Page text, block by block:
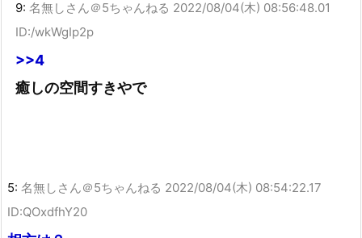
9: 名無しさん＠5ちゃんねる 2022/08/04(木) 08:56:48.01
ID:/wkWgIp2p
>>4
癒しの空間すきやで
5: 名無しさん＠5ちゃんねる 2022/08/04(木) 08:54:22.17
ID:QOxdfhY20